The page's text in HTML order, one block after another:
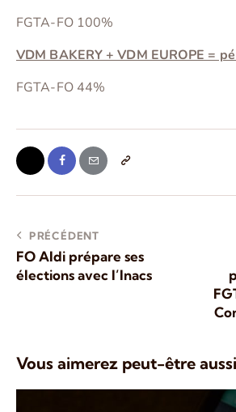
FGTA-FO 100%
VDM BAKERY + VDM EUROPE =
FGTA-FO 44%
PRÉCÉDENT
FO Aldi prépare ses
élections avec l’Inacs
Vous aimerez peut-être aussi